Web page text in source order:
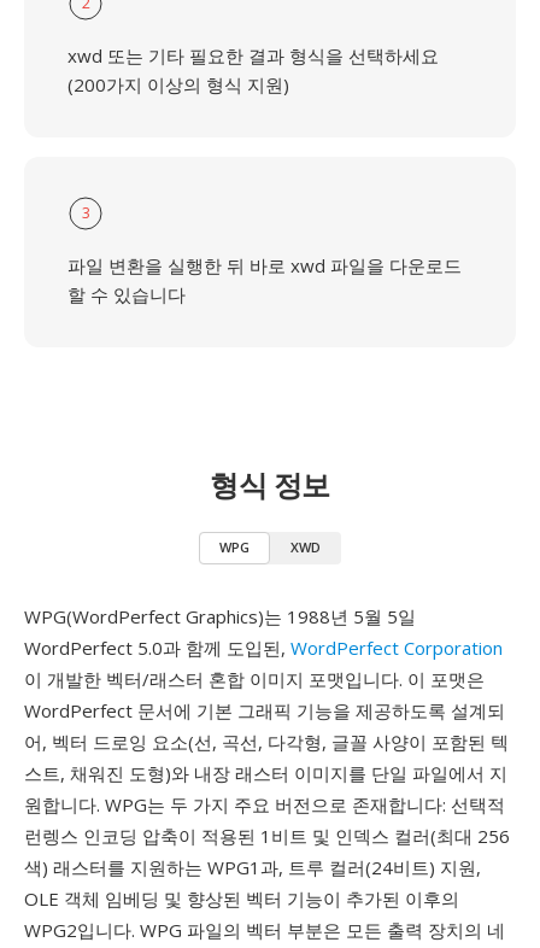
xwd 또는 기타 필요한 결과 형식을 선택하세요
(200가지 이상의 형식 지원)
3
파일 변환을 실행한 뒤 바로 xwd 파일을 다운로드
할 수 있습니다
형식 정보
WPG XWD
WPG(WordPerfect Graphics)는 1988년 5월 5일
WordPerfect 5.0과 함께 도입된, WordPerfect Corporation
이 개발한 벡터/래스터 혼합 이미지 포맷입니다. 이 포맷은
WordPerfect 문서에 기본 그래픽 기능을 제공하도록 설계되
어, 벡터 드로잉 요소(선, 곡선, 다각형, 글꼴 사양이 포함된 텍
스트, 채워진 도형)와 내장 래스터 이미지를 단일 파일에서 지
원합니다. WPG는 두 가지 주요 버전으로 존재합니다: 선택적
런렝스 인코딩 압축이 적용된 1비트 및 인덱스 컬러(최대 256
색) 래스터를 지원하는 WPG1과, 트루 컬러(24비트) 지원,
OLE 객체 임베딩 및 향상된 벡터 기능이 추가된 이후의
WPG2입니다. WPG 파일의 벡터 부분은 모든 출력 장치의 네